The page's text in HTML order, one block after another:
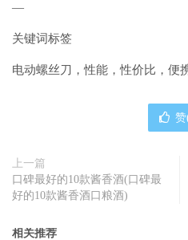
—
关键词标签
电动螺丝刀，性能，性价比，便
赞
上一篇
口碑最好的10款酱香酒(口碑最
好的10款酱香酒口粮酒)
相关推荐